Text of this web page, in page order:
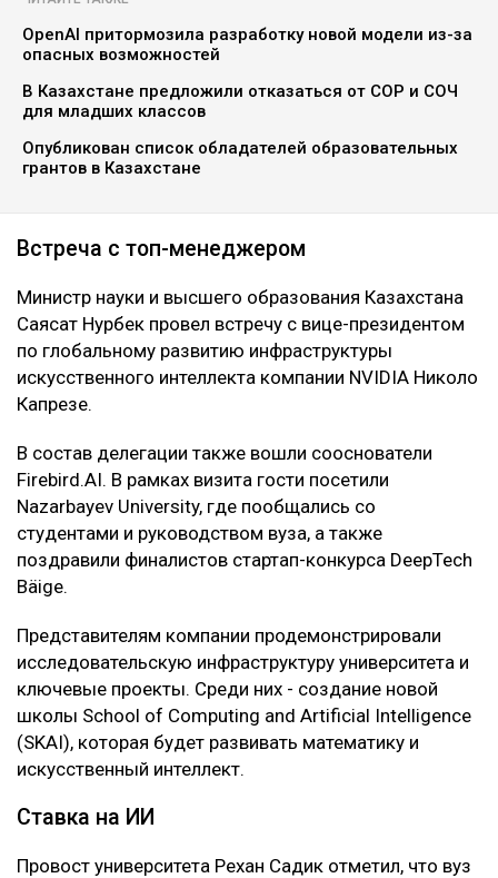
OpenAI притормозила разработку новой модели из-за
опасных возможностей
В Казахстане предложили отказаться от СОР и СОЧ
для младших классов
Опубликован список обладателей образовательных
грантов в Казахстане
Встреча с топ-менеджером
Министр науки и высшего образования Казахстана
Саясат Нурбек провел встречу с вице-президентом
по глобальному развитию инфраструктуры
искусственного интеллекта компании NVIDIA Николо
Капрезе.
В состав делегации также вошли сооснователи
Firebird.AI. В рамках визита гости посетили
Nazarbayev University, где пообщались со
студентами и руководством вуза, а также
поздравили финалистов стартап-конкурса DeepTech
Bäige.
Представителям компании продемонстрировали
исследовательскую инфраструктуру университета и
ключевые проекты. Среди них - создание новой
школы School of Computing and Artificial Intelligence
(SKAI), которая будет развивать математику и
искусственный интеллект.
Ставка на ИИ
Провост университета Рехан Садик отметил, что вуз